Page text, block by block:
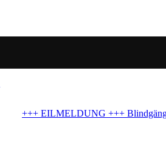
Bombe im Rhein! Seilbahn stellt Betrieb ein